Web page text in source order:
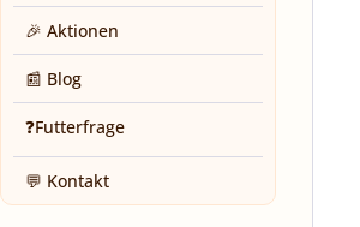
🎉 Aktionen
📰 Blog
❓Futterfrage
💬 Kontakt